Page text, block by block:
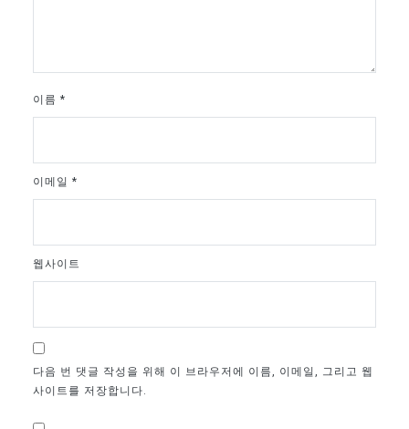
이름 *
이메일 *
웹사이트
다음 번 댓글 작성을 위해 이 브라우저에 이름, 이메일, 그리고 웹
사이트를 저장합니다.